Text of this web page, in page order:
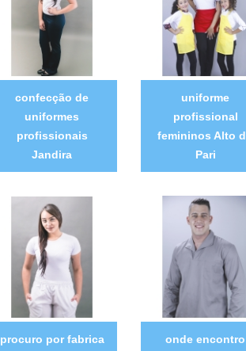
confecção de
uniformes
profissionais
Jandira
uniforme
profissional
femininos Alto
Pari
procuro por fabrica
onde encontro